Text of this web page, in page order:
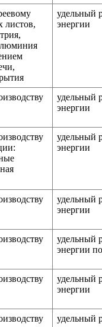
удельный
энергии
удельный
энергии
удельный
энергии
удельный
энергии
удельный
энергии
удельный
энергии
удельный